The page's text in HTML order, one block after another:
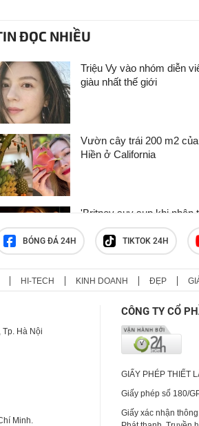
ĐỌC NHIỀU
Triệu Vy vào nhóm diễn
giàu nhất thế giới
Vườn cây trái 200 m2
Hiền ở California
'Britney suy sụp khi nhận
chia tay của Justin
MV mới của Đen Vâu đầy
dấu hỏi về sức hút
BÓNG ĐÁ 24H TIKTOK 24H
HI-TECH KINH DOANH ĐẸP
Hà Nội
Minh.
CÔNG TY CỔ
GIẤY PHÉP THIẾT
Giấy phép số 180/
Giấy xác nhận